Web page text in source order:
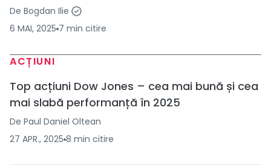
De Bogdan Ilie
6 MAI, 2025 7 min citire
ACȚIUNI
Top acțiuni Dow Jones – cea mai bună și cea
mai slabă performanță în 2025
De Paul Daniel Oltean
27 APR., 2025 8 min citire